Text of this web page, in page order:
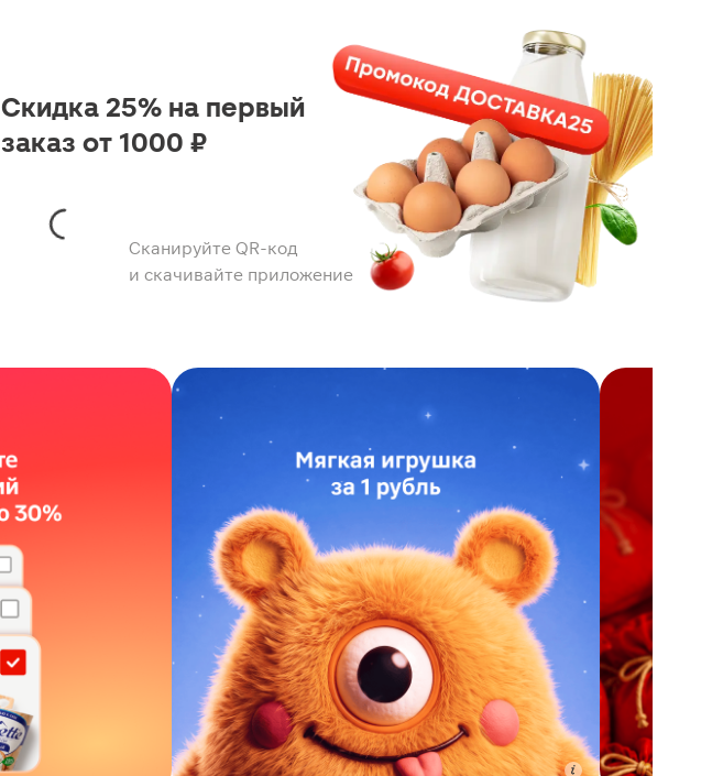
Сканируйте QR-код
и скачивайте приложение
Скидка 25% на первый
заказ от 1000 ₽